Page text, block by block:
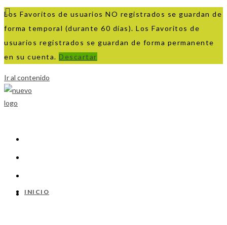
Los Favoritos de usuarios NO registrados se guardan de
forma temporal (durante 60 días). Los Favoritos de
usuarios registrados se guardan de forma permanente
en su cuenta. Descartar
Ir al contenido
INICIO